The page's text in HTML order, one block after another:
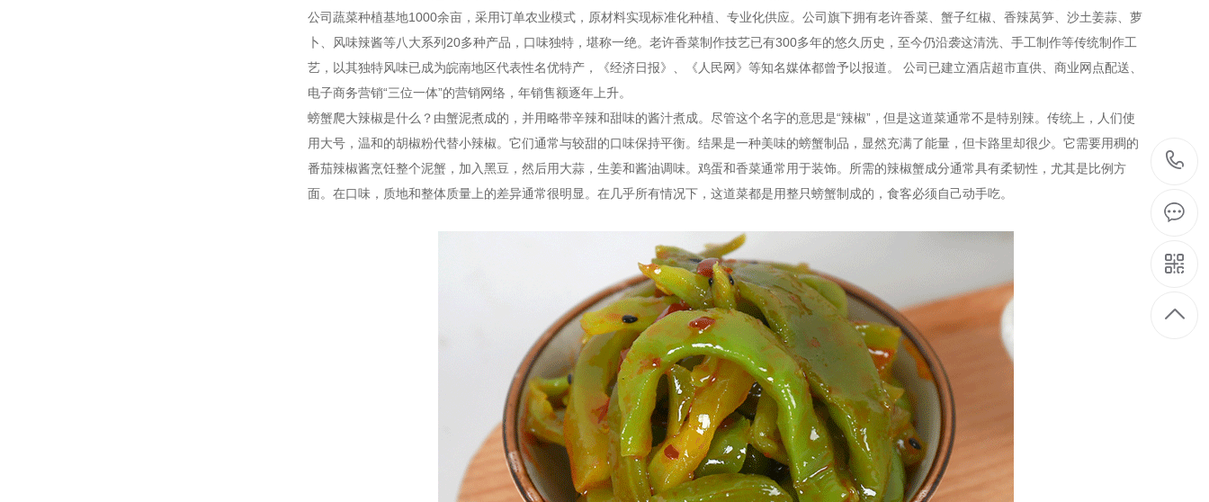
公司蔬菜种植基地1000余亩，采用订单农业模式，原材料实现标准化种植、专业化供应。公司旗下拥有老许香菜、蟹子红椒、香辣莴笋、沙土姜蒜、萝
卜、风味辣酱等八大系列20多种产品，口味独特，堪称一绝。老许香菜制作技艺已有300多年的悠久历史，至今仍沿袭这清洗、手工制作等传统制作工
艺，以其独特风味已成为皖南地区代表性名优特产，《经济日报》、《人民网》等知名媒体都曾予以报道。 公司已建立酒店超市直供、商业网点配送、
电子商务营销“三位一体”的营销网络，年销售额逐年上升。
螃蟹爬大辣椒是什么？由蟹泥煮成的，并用略带辛辣和甜味的酱汁煮成。尽管这个名字的意思是“辣椒”，但是这道菜通常不是特别辣。传统上，人们使
用大号，温和的胡椒粉代替小辣椒。它们通常与较甜的口味保持平衡。结果是一种美味的螃蟹制品，显然充满了能量，但卡路里却很少。它需要用稠的
番茄辣椒酱烹饪整个泥蟹，加入黑豆，然后用大蒜，生姜和酱油调味。鸡蛋和香菜通常用于装饰。所需的辣椒蟹成分通常具有柔韧性，尤其是比例方
面。在口味，质地和整体质量上的差异通常很明显。在几乎所有情况下，这道菜都是用整只螃蟹制成的，食客必须自己动手吃。